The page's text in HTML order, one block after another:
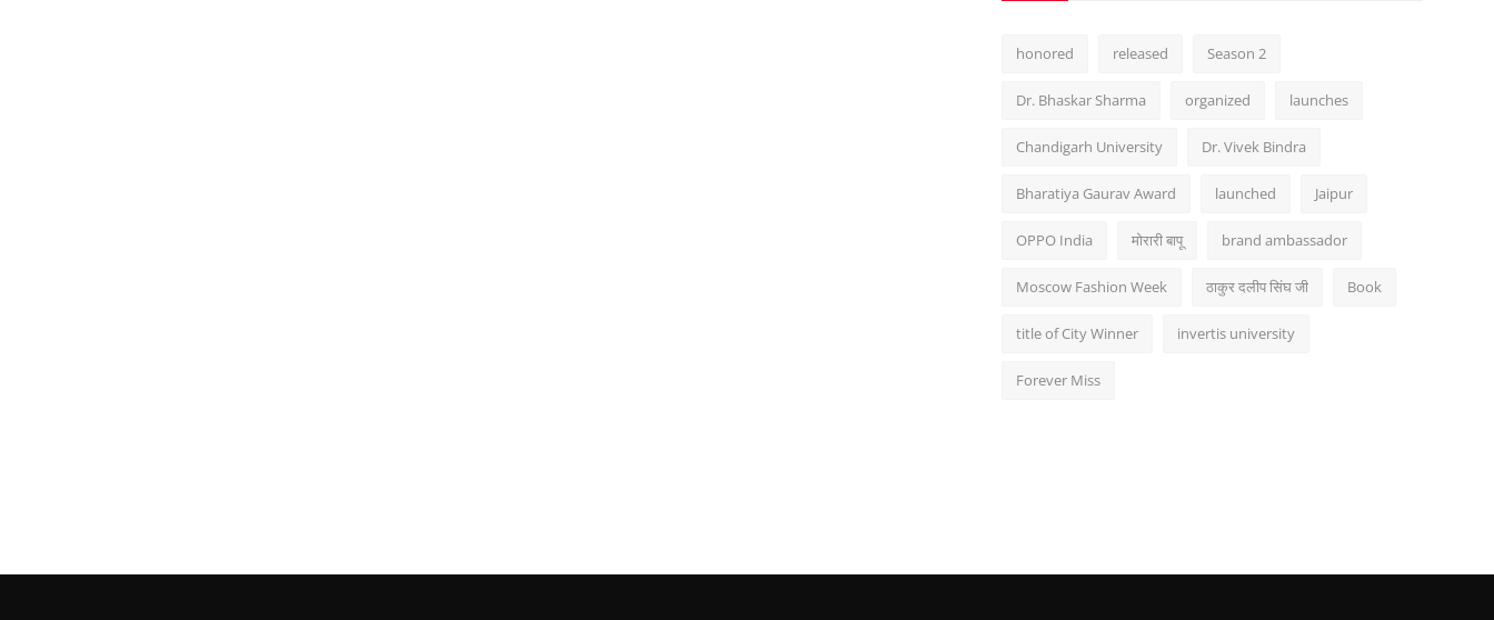
honored released Season 2
Dr. Bhaskar Sharma organized launches
Chandigarh University Dr. Vivek Bindra
Bharatiya Gaurav Award launched Jaipur
OPPO India मोरारी बापू brand ambassador
Moscow Fashion Week ठाकुर दलीप सिंघ जी Book
title of City Winner invertis university
Forever Miss